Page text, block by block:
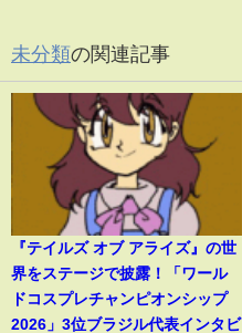
未分類の関連記事
『テイルズ オブ アライズ』の世
界をステージで披露！「ワール
ドコスプレチャンピオンシップ
2026」3位ブラジル代表インタビ